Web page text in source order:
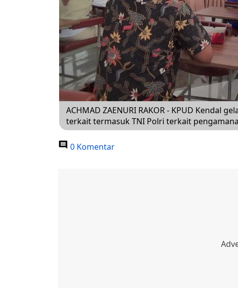
ACHMAD ZAENURI RAKOR - KPUD Kendal
terkait termasuk TNI Polri terkait
0 Komentar